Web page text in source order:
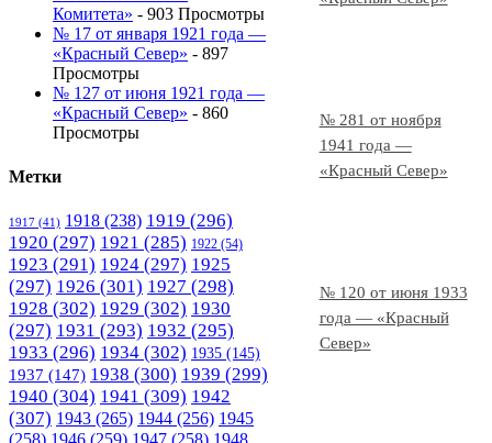
№ 281 от ноября
1941 года —
«Красный Север»
№ 120 от июня 1933
года — «Красный
Север»
Комитета» - 903 Просмотры
№ 17 от января 1921 года —
«Красный Север» - 897
Просмотры
№ 127 от июня 1921 года —
«Красный Север» - 860
Просмотры
Метки
1917 (41) 1918 (238) 1919 (296)
1920 (297) 1921 (285) 1922 (54)
1923 (291) 1924 (297) 1925
(297) 1926 (301) 1927 (298)
1928 (302) 1929 (302) 1930
(297) 1931 (293) 1932 (295)
1933 (296) 1934 (302) 1935 (145)
1937 (147) 1938 (300) 1939 (299)
1940 (304) 1941 (309) 1942
(307) 1943 (265) 1944 (256) 1945
(258) 1946 (259) 1947 (258) 1948